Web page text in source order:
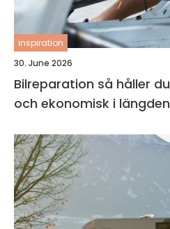
inspiration
30. June 2026
Bilreparation så håller du bilen säker, trygg
och ekonomisk i längden